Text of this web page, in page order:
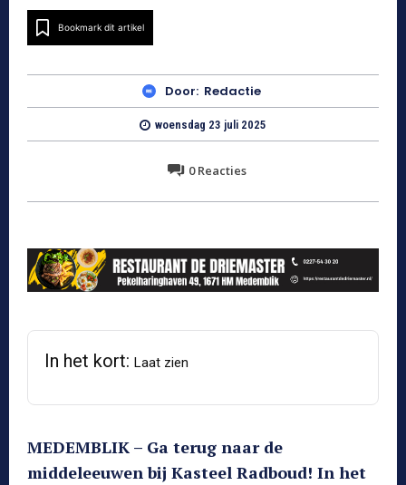
Bookmark dit artikel
Door: Redactie
woensdag 23 juli 2025
0Reacties
In het kort: Laat zien
MEDEMBLIK – Ga terug naar de
middeleeuwen bij Kasteel Radboud! In het